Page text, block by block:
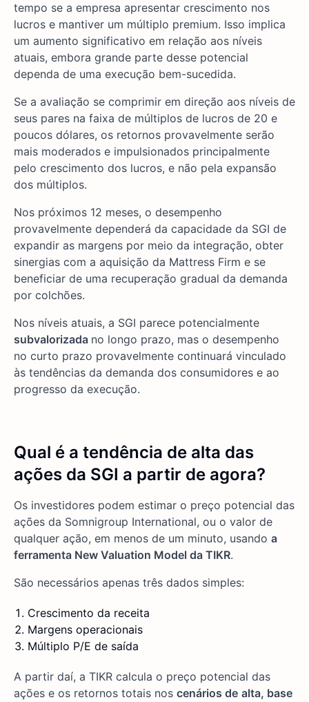
tempo se a empresa apresentar crescimento nos
lucros e mantiver um múltiplo premium. Isso implica
um aumento significativo em relação aos níveis
atuais, embora grande parte desse potencial
dependa de uma execução bem-sucedida.
Se a avaliação se comprimir em direção aos níveis de
seus pares na faixa de múltiplos de lucros de 20 e
poucos dólares, os retornos provavelmente serão
mais moderados e impulsionados principalmente
pelo crescimento dos lucros, e não pela expansão
dos múltiplos.
Nos próximos 12 meses, o desempenho
provavelmente dependerá da capacidade da SGI de
expandir as margens por meio da integração, obter
sinergias com a aquisição da Mattress Firm e se
beneficiar de uma recuperação gradual da demanda
por colchões.
Nos níveis atuais, a SGI parece potencialmente
subvalorizada no longo prazo, mas o desempenho
no curto prazo provavelmente continuará vinculado
às tendências da demanda dos consumidores e ao
progresso da execução.
Qual é a tendência de alta das
ações da SGI a partir de agora?
Os investidores podem estimar o preço potencial das
ações da Somnigroup International, ou o valor de
qualquer ação, em menos de um minuto, usando a
ferramenta New Valuation Model da TIKR.
São necessários apenas três dados simples:
Crescimento da receita
Margens operacionais
Múltiplo P/E de saída
A partir daí, a TIKR calcula o preço potencial das
ações e os retornos totais nos cenários de alta, base